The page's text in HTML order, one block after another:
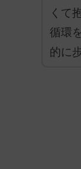
くて
循環
的に